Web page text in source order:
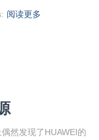
阅读更多
然发现了HUAWEI的